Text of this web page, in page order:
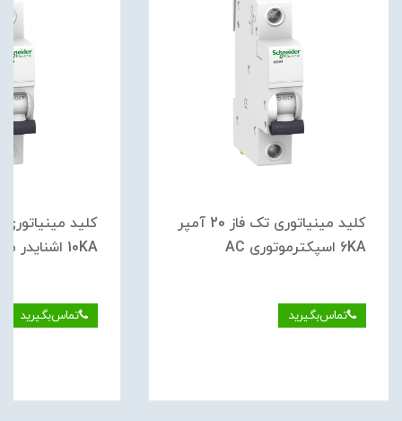
کلید مينياتوری تک فاز 20 آمپر
6KA اسپکترموتوری AC
تماس‌بگیرید
10KA اشنایدر موتوری DC
تماس‌بگیرید